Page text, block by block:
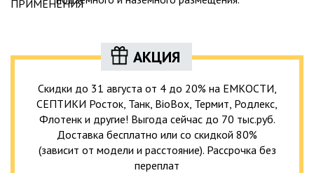
АКЦИЯ
Скидки до 31 августа от 4 до 20% на ЕМКОСТИ,
СЕПТИКИ Росток, Танк, BioBox, Термит, Родлекс,
Флотенк и другие! Выгода сейчас до 70 тыс.руб.
Доставка бесплатно или со скидкой 80%
(зависит от модели и расстояние). Рассрочка без
переплат